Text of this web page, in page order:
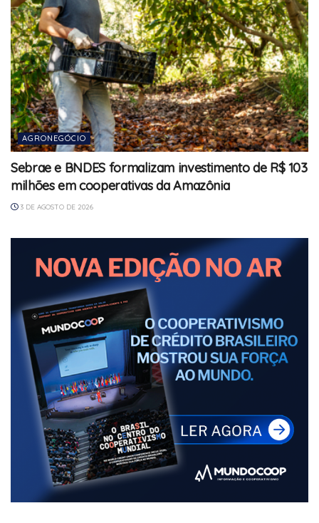
AGRONEGÓCIO
Sebrae e BNDES formalizam investimento de R$ 103
milhões em cooperativas da Amazônia
3 DE AGOSTO DE 2026